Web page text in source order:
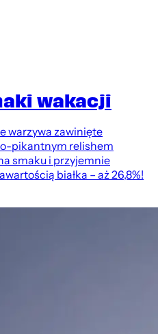
wakacji
warzywa zawinięte
pikantnym relishem
smaku i przyjemnie
białka – aż 26,8%!